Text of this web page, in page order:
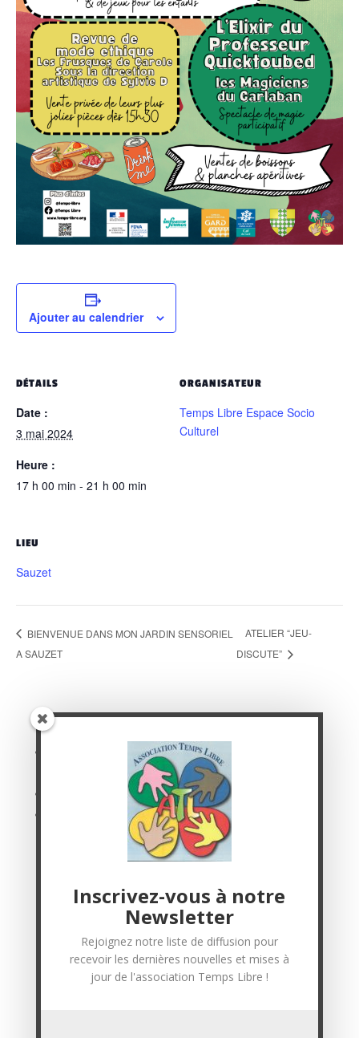
Ajouter au calendrier
DÉTAILS
Date :
3 mai 2024
Heure :
17 h 00 min - 21 h 00 min
ORGANISATEUR
Temps Libre Espace Socio
Culturel
LIEU
Sauzet
BIENVENUE DANS MON JARDIN SENSORIEL
A SAUZET
ATELIER “JEU-
DISCUTE”
Association Temps Libre
2 Avenue de la gare
30190 Saint-Geniès de Malgoirès
Suivez-nous sur nos réseaux sociaux
Inscrivez-vous à notre
Newsletter
Rejoignez notre liste de diffusion pour
recevoir les dernières nouvelles et mises à
jour de l'association Temps Libre !